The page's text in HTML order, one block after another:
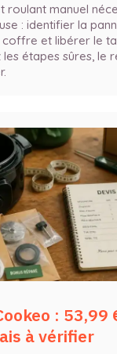
roulant manuel
: identifier la
coffre et libérer le
étapes sûres, le
: 53,99
à vérifier